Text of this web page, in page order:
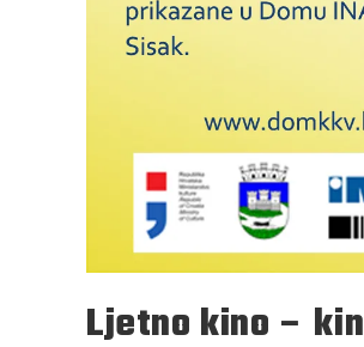
Ljetno kino –